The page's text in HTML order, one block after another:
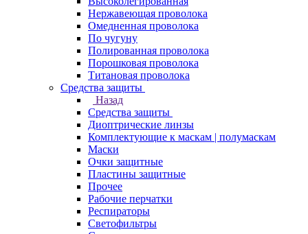
Нержавеющая проволока
Омедненная проволока
По чугуну
Полированная проволока
Порошковая проволока
Титановая проволока
Средства защиты
Назад
Средства защиты
Диоптрические линзы
Комплектующие к маскам | полумаскам
Маски
Очки защитные
Пластины защитные
Прочее
Рабочие перчатки
Респираторы
Светофильтры